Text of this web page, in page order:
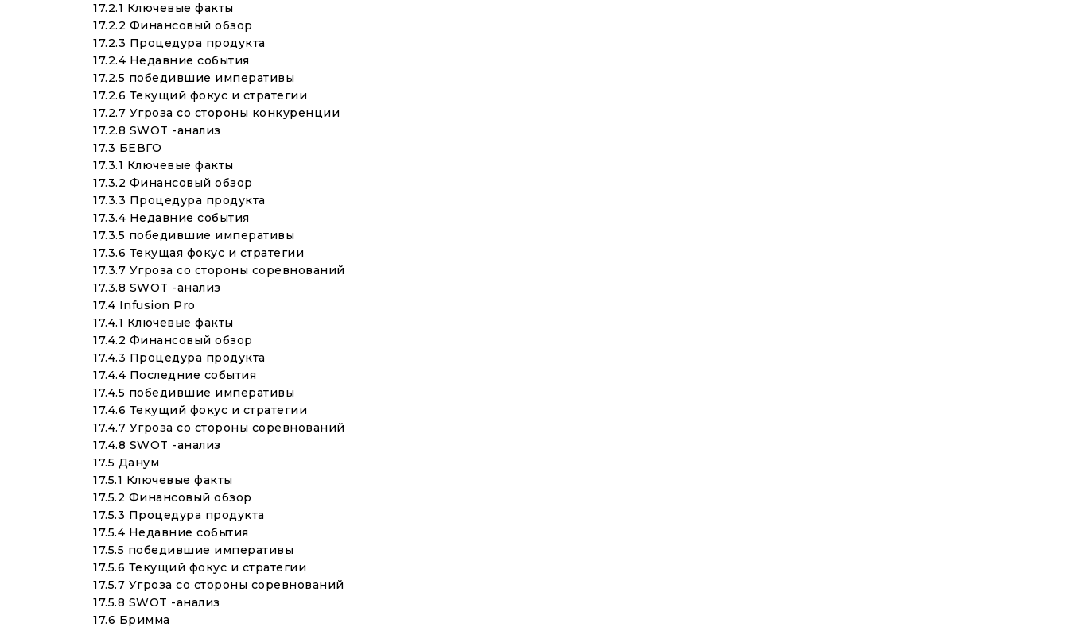
17.2.1 Ключевые факты
17.2.2 Финансовый обзор
17.2.3 Процедура продукта
17.2.4 Недавние события
17.2.5 победившие императивы
17.2.6 Текущий фокус и стратегии
17.2.7 Угроза со стороны конкуренции
17.2.8 SWOT -анализ
17.3 БЕВГО
17.3.1 Ключевые факты
17.3.2 Финансовый обзор
17.3.3 Процедура продукта
17.3.4 Недавние события
17.3.5 победившие императивы
17.3.6 Текущая фокус и стратегии
17.3.7 Угроза со стороны соревнований
17.3.8 SWOT -анализ
17.4 Infusion Pro
17.4.1 Ключевые факты
17.4.2 Финансовый обзор
17.4.3 Процедура продукта
17.4.4 Последние события
17.4.5 победившие императивы
17.4.6 Текущий фокус и стратегии
17.4.7 Угроза со стороны соревнований
17.4.8 SWOT -анализ
17.5 Данум
17.5.1 Ключевые факты
17.5.2 Финансовый обзор
17.5.3 Процедура продукта
17.5.4 Недавние события
17.5.5 победившие императивы
17.5.6 Текущий фокус и стратегии
17.5.7 Угроза со стороны соревнований
17.5.8 SWOT -анализ
17.6 Бримма